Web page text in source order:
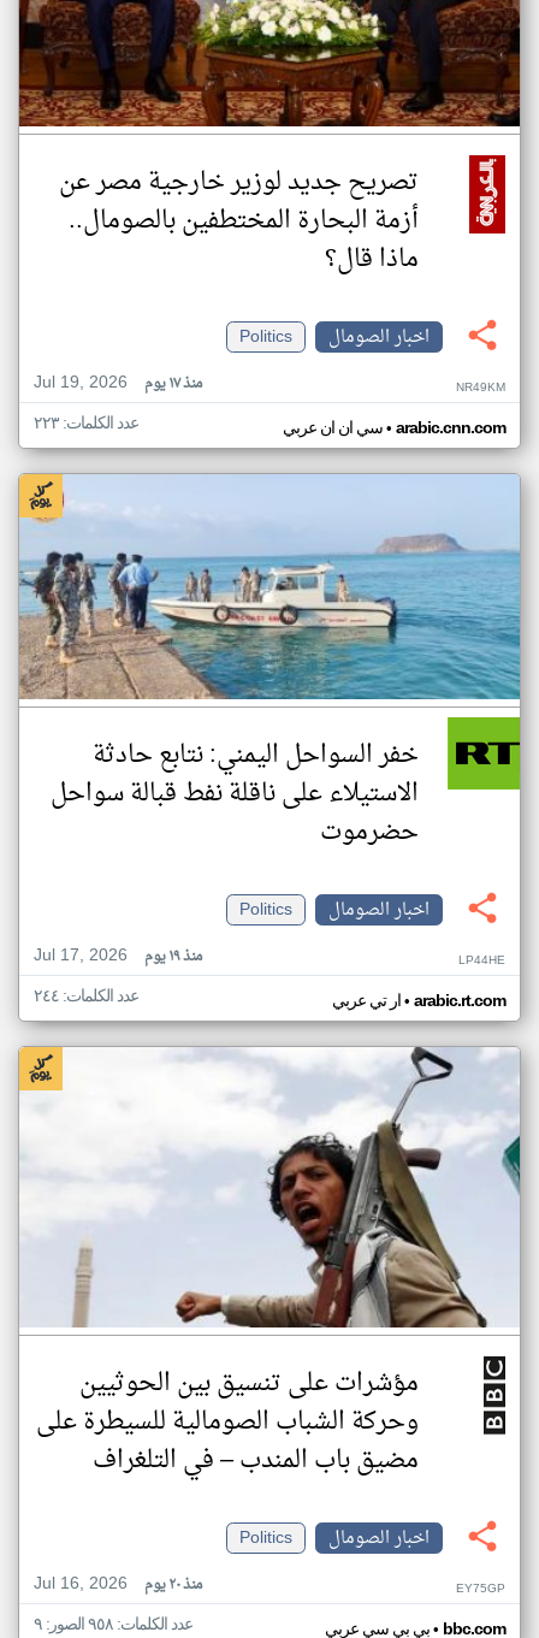
تصريح جديد لوزير خارجية مصر عن
أزمة البحارة المختطفين بالصومال..
ماذا قال؟
اخبار الصومال
Politics
Jul 19, 2026
منذ ١٧ يوم NR49KM
سي ان ان عربي• arabic.cnn.com عدد الكلمات: ٢٢٣
خفر السواحل اليمني: نتابع حادثة
الاستيلاء على ناقلة نفط قبالة سواحل
حضرموت
اخبار الصومال
Politics
Jul 17, 2026
منذ ١٩ يوم LP44HE
ار تي عربي• arabic.rt.com عدد الكلمات: ٢٤٤
مؤشرات على تنسيق بين الحوثيين
وحركة الشباب الصومالية للسيطرة على
مضيق باب المندب – في التلغراف
اخبار الصومال
Politics
Jul 16, 2026
منذ ٢٠ يوم EY75GP
بي بي سي عربي• bbc.com عدد الكلمات: ٩٥٨ الصور: ٩